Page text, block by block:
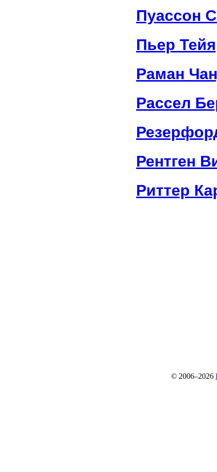
Пуассон
Пьер
Раман
Рассел
Рентген
Риттер
© 2006–2026